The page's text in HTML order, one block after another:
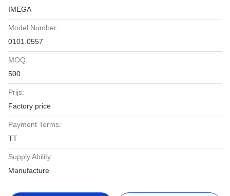
IMEGA
Model Number:
0101.0557
MOQ:
500
Prijs:
Factory price
Payment Terms:
TT
Supply Ability:
Manufacture